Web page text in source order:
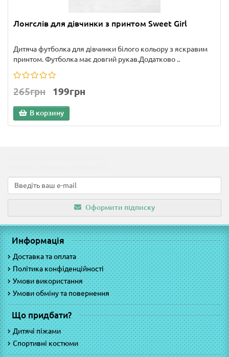
Лонгслів для дівчинки з принтом Sweet Girl
Дитяча футболка для дівчинки білого кольору з яскравим
принтом. Футболка має довгий рукав.Додатково ..
265грн 199грн
В корзину
Оформити підписку
Информація
Доставка та оплата
Політика конфіденційності
Умови використання
Умови обміну та повернення
Що придбати?
Дитячі піжами
Спортивні костюми